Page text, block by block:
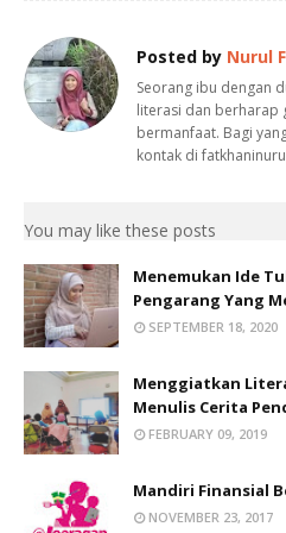
Posted by Nurul
Seorang ibu dengan
literasi dan berharap
bermanfaat. Bagi
kontak di
You may like these posts
Menemukan Ide
Pengarang Yang
SEPTEMBER 18, 2020
Menggiatkan
Menulis Cerita
FEBRUARY 09, 2019
Mandiri Finansial
NOVEMBER 23, 2017